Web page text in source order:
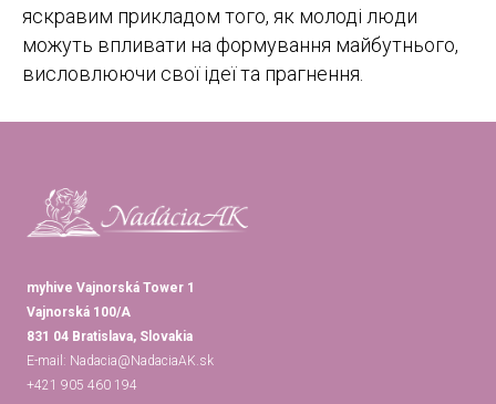
яскравим прикладом того, як молоді люди
можуть впливати на формування майбутнього,
висловлюючи свої ідеї та прагнення.
myhive Vajnorská Tower 1
Vajnorská 100/A
831 04 Bratislava, Slovakia
E-mail: Nadacia@NadaciaAK.sk
+421 905 460 194